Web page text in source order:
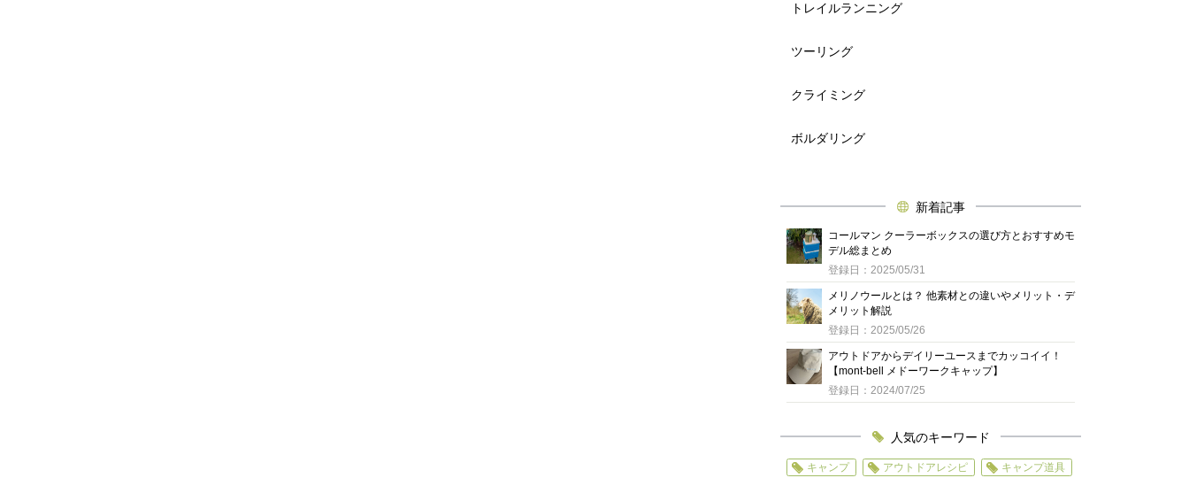
トレイルランニング
ツーリング
クライミング
ボルダリング
新着記事
コールマン クーラーボックスの選び方とおすすめモ
デル総まとめ
登録日：2025/05/31
メリノウールとは？ 他素材との違いやメリット・デ
メリット解説
登録日：2025/05/26
アウトドアからデイリーユースまでカッコイイ！
【mont-bell メドーワークキャップ】
登録日：2024/07/25
人気のキーワード
キャンプ アウトドアレシピ キャンプ道具